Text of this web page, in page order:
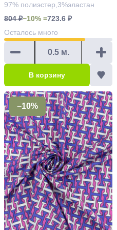
97% полиэстер,3%эластан
804 ₽−10% =723.6 ₽
Осталось много
В корзину
−10%